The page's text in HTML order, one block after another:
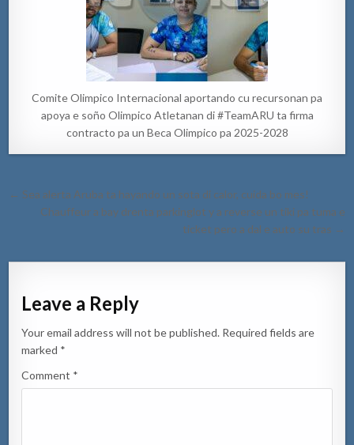
Comite Olimpico Internacional aportando cu recursonan pa
apoya e soño Olimpico Atletanan di #TeamARU ta firma
contracto pa un Beca Olimpico pa 2025-2028
Post
navigation
← Sea alerta Aruba ta hayando un sota di calor, cuida bo mes!
Chauffeur a bay drenta parkinglot y a reverse un tiki pa tuma e
ticket pero a dal e auto su tras →
Leave a Reply
Your email address will not be published. Required fields are
marked *
Comment *